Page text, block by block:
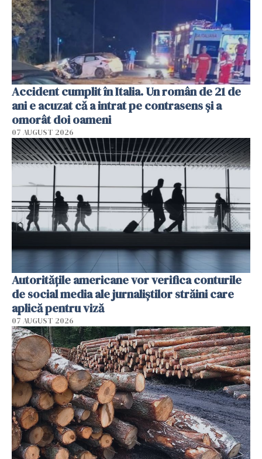
Accident cumplit în Italia. Un român de 21 de
ani e acuzat că a intrat pe contrasens și a
omorât doi oameni
07 AUGUST 2026
Autorităţile americane vor verifica conturile
de social media ale jurnaliştilor străini care
aplică pentru viză
07 AUGUST 2026